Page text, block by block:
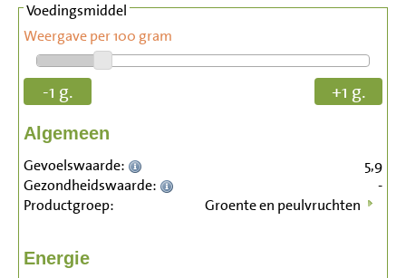
Voedingsmiddel
Weergave per 100 gram
-1 g. +1 g.
Algemeen
Gevoelswaarde:
5,9
Gezondheidswaarde:
-
Productgroep:
Groente en peulvruchten
Energie